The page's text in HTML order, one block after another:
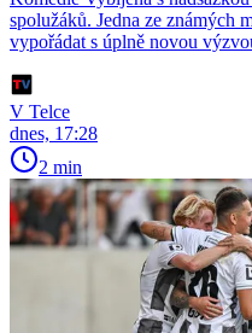
spolužáků. Jedna ze známých
vypořádat s úplně novou
V Telce
dnes, 17:28
2 min